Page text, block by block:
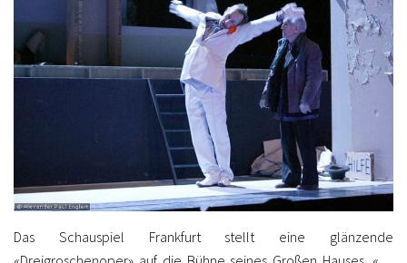
Das Schauspiel Frankfurt stellt eine glänzende